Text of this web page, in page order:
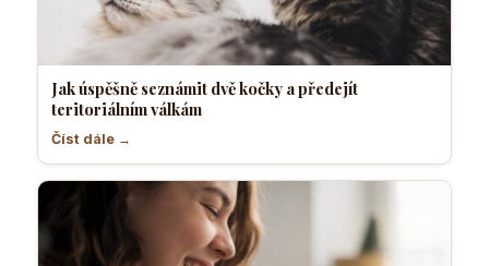
Jak úspěšně seznámit dvě kočky a předejít
teritoriálním válkám
Číst dále →